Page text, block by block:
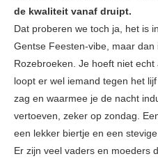
de kwaliteit vanaf druipt.
Dat proberen we toch ja, het is
Gentse Feesten-vibe, maar
Rozebroeken. Je hoeft niet
loopt er wel iemand tegen het
zag en waarmee je de nacht
vertoeven, zeker op zondag.
een lekker biertje en een
Er zijn veel vaders en moeders